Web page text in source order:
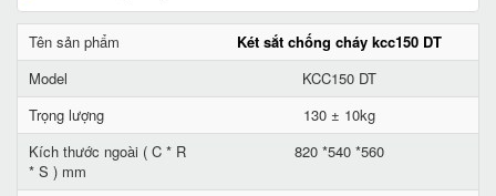
Tên sản phẩm
Két sắt chống cháy kcc150 DT
Model
KCC150 DT
Trọng lượng
130 ± 10kg
Kích thước ngoài ( C * R
* S ) mm
820 *540 *560